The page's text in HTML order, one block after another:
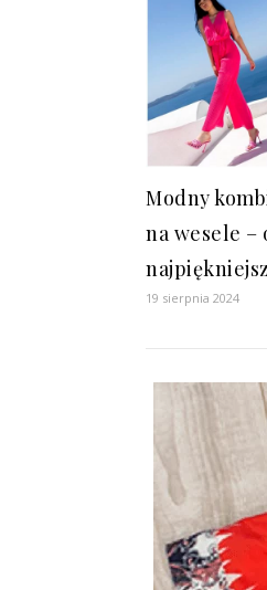
Modny
na wesele –
19 sierpnia 2024